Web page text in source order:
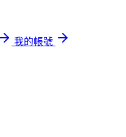
我的帳號